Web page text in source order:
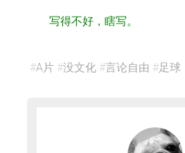
写得不好，瞎写。
#A片 #没文化 #言论自由 #足球